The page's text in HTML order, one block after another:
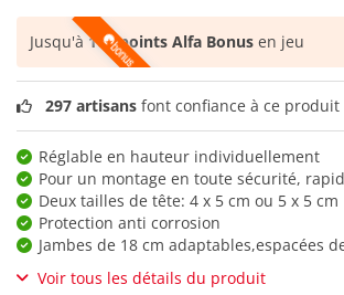
Jusqu'à103 points Alfa Bonus en jeu
297 artisans font confiance à ce produit
Réglable en hauteur individuellement
Pour un montage en toute sécurité,
Deux tailles de tête: 4 x 5 cm ou 5 x 5 cm
Protection anti corrosion
Jambes de 18 cm adaptables,espacées
Voir tous les détails du produit